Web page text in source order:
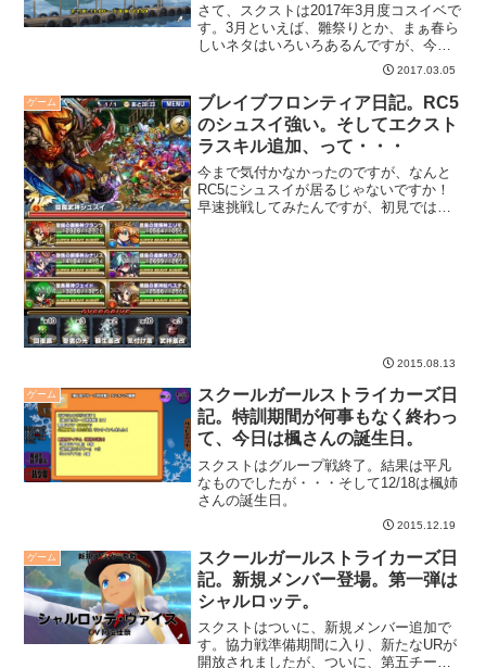
さて、スクストは2017年3月度コスイベで
す。3月といえば、雛祭りとか、まぁ春ら
しいネタはいろいろあるんですが、今回
は、「釣り」です。なぜそこで釣り！な
2017.03.05
ゲーム
ブレイブフロンティア日記。RC5
のシュスイ強い。そしてエクスト
ラスキル追加、って・・・
今まで気付かなかったのですが、なんと
RC5にシュスイが居るじゃないですか！
早速挑戦してみたんですが、初見ではさ
2015.08.13
ゲーム
スクールガールストライカーズ日
記。特訓期間が何事もなく終わっ
て、今日は楓さんの誕生日。
スクストはグループ戦終了。結果は平凡
なものでしたが・・・そして12/18は楓姉
さんの誕生日。
2015.12.19
ゲーム
スクールガールストライカーズ日
記。新規メンバー登場。第一弾は
シャルロッテ。
スクストはついに、新規メンバー追加で
す。協力戦準備期間に入り、新たなURが
開放されましたが、ついに、第五チーム